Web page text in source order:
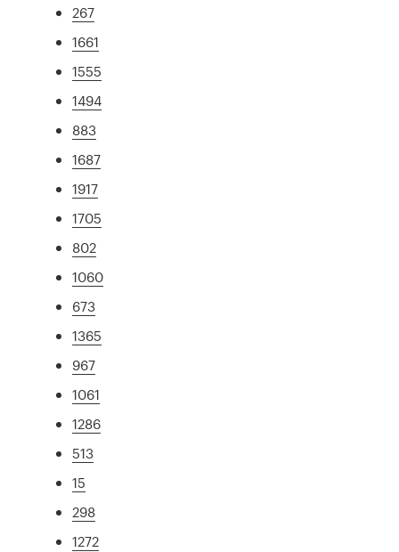
267
1661
1555
1494
883
1687
1917
1705
802
1060
673
1365
967
1061
1286
513
15
298
1272